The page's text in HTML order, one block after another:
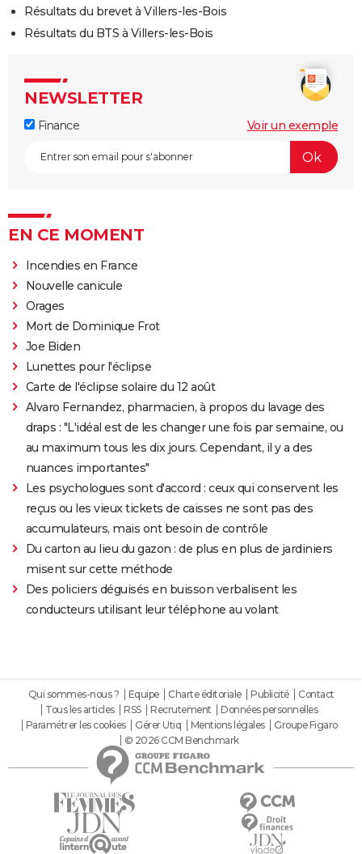
Résultats du brevet à Villers-les-Bois
Résultats du BTS à Villers-les-Bois
NEWSLETTER
Finance Voir un exemple
EN CE MOMENT
Incendies en France
Nouvelle canicule
Orages
Mort de Dominique Frot
Joe Biden
Lunettes pour l'éclipse
Carte de l'éclipse solaire du 12 août
Alvaro Fernandez, pharmacien, à propos du lavage des
draps : "L'idéal est de les changer une fois par semaine, ou
au maximum tous les dix jours. Cependant, il y a des
nuances importantes"
Les psychologues sont d'accord : ceux qui conservent les
reçus ou les vieux tickets de caisses ne sont pas des
accumulateurs, mais ont besoin de contrôle
Du carton au lieu du gazon : de plus en plus de jardiniers
misent sur cette méthode
Des policiers déguisés en buisson verbalisent les
conducteurs utilisant leur téléphone au volant
Qui sommes-nous ? Equipe Charte éditoriale Publicité
Contact
Tous les articles
RSS Recrutement
Données personnelles
Paramétrer les cookies
Gérer Utiq Mentions légales
Groupe Figaro
© 2026 CCM Benchmark